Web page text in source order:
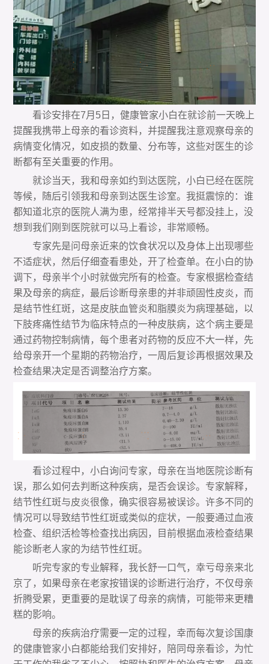
看诊安排在7月5日，健康管家小白在就诊前一天晚上
提醒我携带上母亲的看诊资料，并提醒我注意观察母亲的
病情变化情况，如皮损的数量、分布等，这些对医生的诊
断都有至关重要的作用。
就诊当天，我和母亲如约到达医院，小白已经在医院
等候，随后引领我和母亲到达医生诊室。我挺震惊的：谁
都知道北京的医院人满为患，经常排半天号都没挂上，没
想到我们刚到医院就可以马上看诊，非常顺畅。
专家先是问母亲近来的饮食状况以及身体上出现哪些
不适症状，然后仔细查看患处，开了检查单。在小白的协
调下，母亲半个小时就做完所有的检查。专家根据检查结
果及母亲的病症，最后诊断母亲患的并非顽固性皮炎，而
是结节性红斑，这是皮肤血管炎和脂膜炎为病理基础，以
下肢疼痛性结节为临床特点的一种皮肤病，这个病主要是
通过药物控制病情，每个患者对药物的反应不大一样，先
给母亲开一个星期的药物治疗，一周后复诊再根据效果及
检查结果决定是否调整治疗方案。
看诊过程中，小白询问专家，母亲在当地医院诊断有
误，那么如何去判断这种疾病，是否会误诊。专家解释，
结节性红斑与皮炎很像，确实很容易被误诊。许多不同的
情况可以导致结节性红斑或类似的症状，一般要通过血液
检查、组织活检等检查找出病因，目前根据血液检查结果
能诊断老人家的为结节性红斑。
听完专家的专业解释，我长舒一口气，幸亏母亲来北
京了，如果母亲在老家按错误的诊断进行治疗，不仅母亲
折腾受累，更重要的是耽误了母亲的病情，可能带来更糟
糕的影响。
母亲的疾病治疗需要一定的过程，幸而每次复诊国康
的健康管家小白都能给我们安排好，陪同母亲看诊，为忙